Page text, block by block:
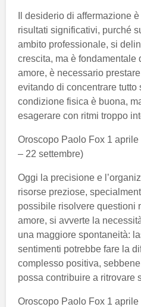
Il desiderio di affermazione
risultati significativi, purché
ambito professionale, si
crescita, ma è fondamentale
amore, è necessario
evitando di concentrare
condizione fisica è buona,
esagerare con ritmi troppo
Oroscopo Paolo Fox 1
– 22 settembre)
Oggi la precisione e
risorse preziose,
possibile risolvere questioni
amore, si avverte la
una maggiore spontaneità:
sentimenti potrebbe fare la
complesso positiva,
possa contribuire a ritrovare
Oroscopo Paolo Fox 1